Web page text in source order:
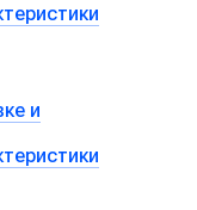
и